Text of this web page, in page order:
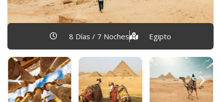
8 Días / 7 Noches Egipto